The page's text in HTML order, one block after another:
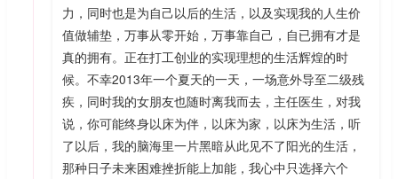
力，同时也是为自己以后的生活，以及实现我的人生价
值做辅垫，万事从零开始，万事靠自己，自已拥有才是
真的拥有。正在打工创业的实现理想的生活辉煌的时
候。不幸2013年一个夏天的一天，一场意外导至二级残
疾，同时我的女朋友也随时离我而去，主任医生，对我
说，你可能终身以床为伴，以床为家，以床为生活，听
了以后，我的脑海里一片黑暗从此见不了阳光的生活，
那种日子未来困难挫折能上加能，我心中只选择六个